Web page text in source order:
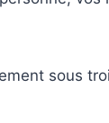
sous